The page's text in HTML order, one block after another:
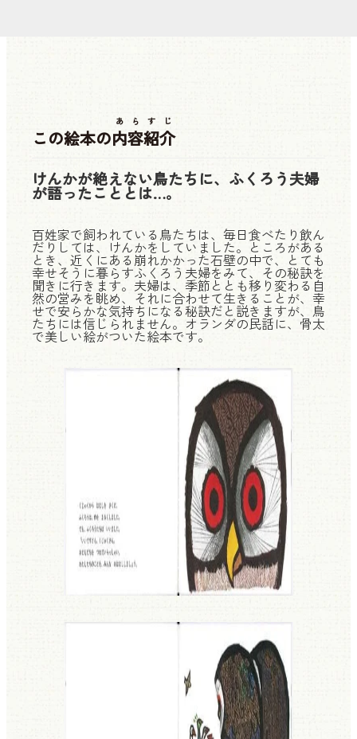
この絵本の内容紹介
あらすじ
けんかが絶えない鳥たちに、ふくろう夫婦
が語ったこととは…。
百姓家で飼われている鳥たちは、毎日食べたり飲ん
だりしては、けんかをしていました。ところがある
とき、近くにある崩れかかった石壁の中で、とても
幸せそうに暮らすふくろう夫婦をみて、その秘訣を
聞きに行きます。夫婦は、季節ととも移り変わる自
然の営みを眺め、それに合わせて生きることが、幸
せで安らかな気持ちになる秘訣だと説きますが、鳥
たちには信じられません。オランダの民話に、骨太
で美しい絵がついた絵本です。